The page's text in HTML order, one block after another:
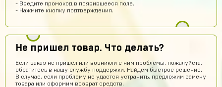
- Введите промокод в появившееся поле.
- Нажмите кнопку подтверждения.
Не пришел товар. Что делать?
Если заказ не пришёл или возникли с ним проблемы, пожалуйста,
обратитесь в нашу службу поддержки. Найдем быстрое решение.
В случае, если проблему не удастся устранить, предложим замену
товара или оформим возврат средств.
здравствуйте
9 часов назад
Я купил аккаунт Brawl Stars и мне все пришло так что кто
сомневаеца берите не пожилеете
СП
Я не знаю этот сайт первый раз купил вроде что-то
пришло